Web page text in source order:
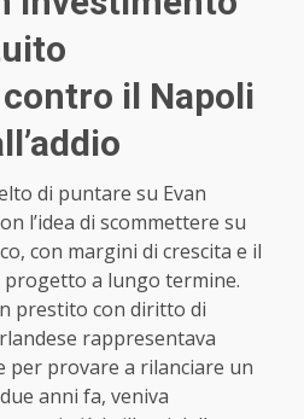
il Napoli
di puntare su Evan
l’idea di scommettere su
con margini di crescita e il
a lungo termine.
prestito con diritto di
rappresentava
per provare a rilanciare un
anni fa, veniva